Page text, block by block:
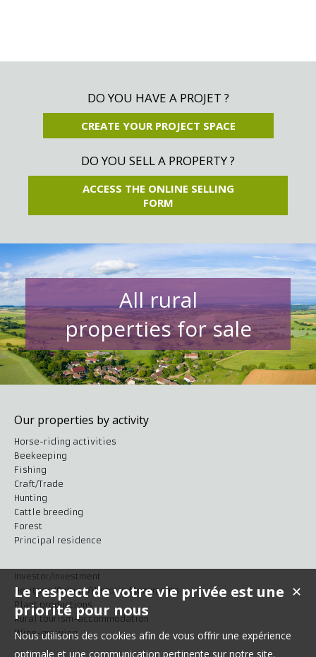
DO YOU HAVE A PROJET ?
CREATE YOUR PROJECT SPACE
DO YOU SELL A PROPERTY ?
ACCESS THE ONLINE SELLING
FORM
All rural
properties for sale
Our properties by activity
Horse-riding activities
Beekeeping
Fishing
Craft/Trade
Hunting
Cattle breeding
Forest
Principal residence
Investor/Investment
Heritage/Culture/Historic Monuments
Plant productions
Rural tourism-accommodation
Wine-growing
✕
Le respect de votre vie privée est une
priorité pour nous
Nous utilisons des cookies afin de vous offrir une expérience
optimale et une communication pertinente sur notre site.